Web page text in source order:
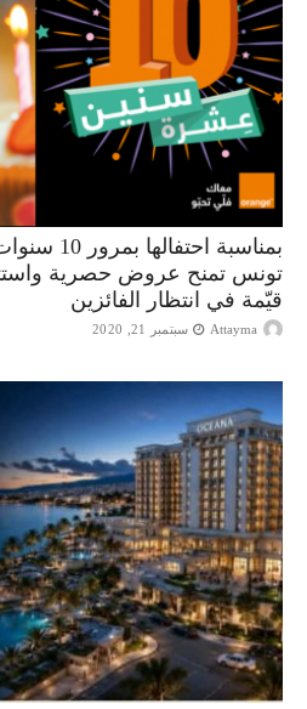
بمناسبة
تونس تمنح عروض حصرية
قيّمة في انتظار الفائزين
Attayma سبتمبر 21, 2020